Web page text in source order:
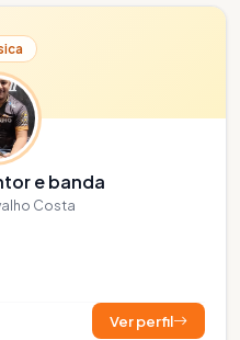
e banda
Costa
Ver perfil